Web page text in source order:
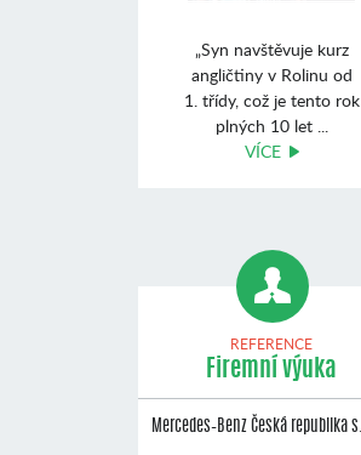
„Syn navštěvuje kurz
angličtiny v Rolinu od
1. třídy, což je tento rok
plných 10 let ...
VÍCE
REFERENCE
Firemní výuka
Mercedes–Benz Česká republika